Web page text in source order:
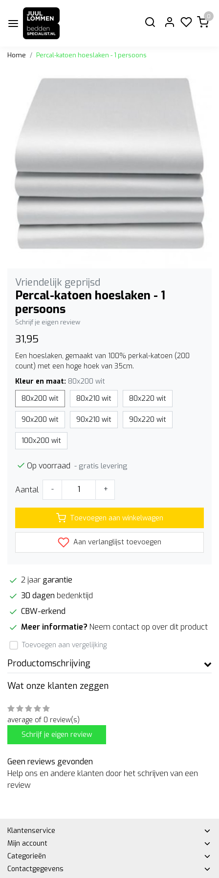
0
Home Percal-katoen hoeslaken - 1 persoons
Vriendelijk geprijsd
Percal-katoen hoeslaken - 1
persoons
Schrijf je eigen review
31,95
Een hoeslaken, gemaakt van 100% perkal-katoen (200
count) met een hoge hoek van 35cm.
Kleur en maat: 80x200 wit
80x200 wit
80x210 wit 80x220 wit
90x200 wit 90x210 wit 90x220 wit
100x200 wit
Op voorraad - gratis levering
Aantal - +
Toevoegen aan winkelwagen
Aan verlanglijst toevoegen
2 jaar garantie
30 dagen bedenktijd
CBW-erkend
Meer informatie? Neem contact op over dit product
Toevoegen aan vergelijking
Productomschrijving
Wat onze klanten zeggen
average of 0 review(s)
Schrijf je eigen review
Geen reviews gevonden
Help ons en andere klanten door het schrijven van een
review
Klantenservice
Mijn account
Categorieën
Contactgegevens